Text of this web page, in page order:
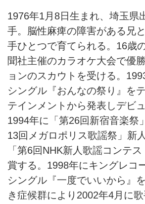
1976年1月8日生まれ、埼玉県
手。脳性麻痺の障害がある兄
手ひとつで育てられる。16歳
聞社主催のカラオケ大会で優
ョンのスカウトを受ける。
シングル『おんなの祭り』を
テインメントから発表しデビュ
1994年に「第26回新宿音楽祭
13回メガロポリス歌謡祭」新
「第6回NHK新人歌謡コンテ
賞する。1998年にキングレコ
シングル『一度でいいから』
き症候群により2002年4月に